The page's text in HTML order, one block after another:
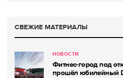
СВЕЖИЕ МАТЕРИАЛЫ
НОВОСТИ
Фитнес-город под
прошёл юбилейный